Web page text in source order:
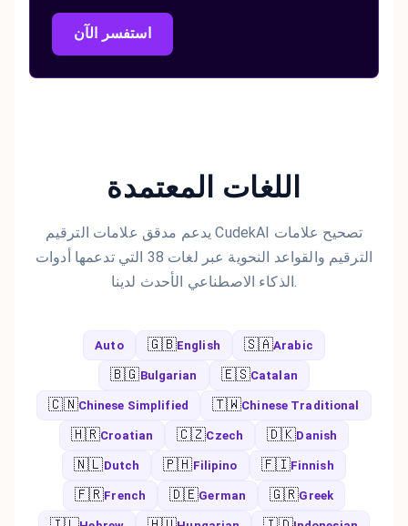
استفسر الآن
اللغات المعتمدة
يدعم مدقق علامات الترقيم CudekAI تصحيح علامات
الترقيم والقواعد النحوية عبر لغات 38 التي تدعمها أدوات
Auto 🇬🇧English 🇸🇦Arabic
🇧🇬Bulgarian 🇪🇸Catalan
🇨🇳Chinese Simplified 🇹🇼Chinese Traditional
🇭🇷Croatian 🇨🇿Czech 🇩🇰Danish
🇳🇱Dutch 🇵🇭Filipino 🇫🇮Finnish
🇫🇷French 🇩🇪German 🇬🇷Greek